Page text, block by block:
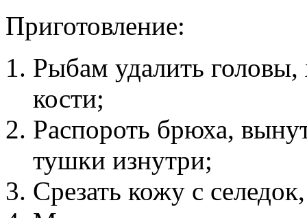
Приготовление:
Рыбам удалить головы,
кости;
Распороть брюха,
тушки изнутри;
Срезать кожу с